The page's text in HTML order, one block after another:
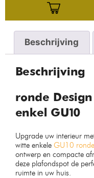
Beschrijving
Beschrijving
ronde
enkel GU10
Upgrade uw interieur
witte enkele GU10
ontwerp en compacte
deze plafondspot de
ruimte in uw huis.